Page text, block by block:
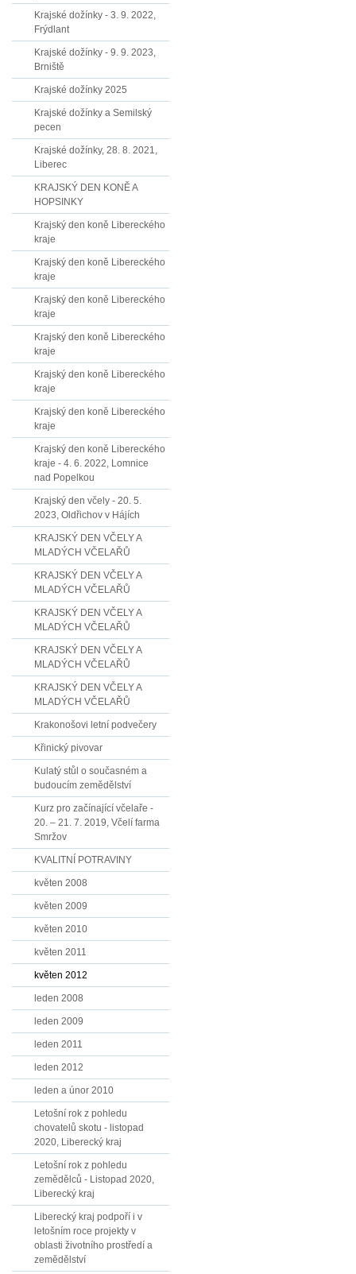
Krajské dožínky - 3. 9. 2022,
Frýdlant
Krajské dožínky - 9. 9. 2023,
Brniště
Krajské dožínky 2025
Krajské dožínky a Semilský
pecen
Krajské dožínky, 28. 8. 2021,
Liberec
KRAJSKÝ DEN KONĚ A
HOPSINKY
Krajský den koně Libereckého
kraje
Krajský den koně Libereckého
kraje
Krajský den koně Libereckého
kraje
Krajský den koně Libereckého
kraje
Krajský den koně Libereckého
kraje
Krajský den koně Libereckého
kraje
Krajský den koně Libereckého
kraje - 4. 6. 2022, Lomnice
nad Popelkou
Krajský den včely - 20. 5.
2023, Oldřichov v Hájích
KRAJSKÝ DEN VČELY A
MLADÝCH VČELAŘŮ
KRAJSKÝ DEN VČELY A
MLADÝCH VČELAŘŮ
KRAJSKÝ DEN VČELY A
MLADÝCH VČELAŘŮ
KRAJSKÝ DEN VČELY A
MLADÝCH VČELAŘŮ
KRAJSKÝ DEN VČELY A
MLADÝCH VČELAŘŮ
Krakonošovi letní podvečery
Křinický pivovar
Kulatý stůl o současném a
budoucím zemědělství
Kurz pro začínající včelaře -
20. – 21. 7. 2019, Včelí farma
Smržov
KVALITNÍ POTRAVINY
květen 2008
květen 2009
květen 2010
květen 2011
květen 2012
leden 2008
leden 2009
leden 2011
leden 2012
leden a únor 2010
Letošní rok z pohledu
chovatelů skotu - listopad
2020, Liberecký kraj
Letošní rok z pohledu
zemědělců - Listopad 2020,
Liberecký kraj
Liberecký kraj podpoří i v
letošním roce projekty v
oblasti životního prostředí a
zemědělství